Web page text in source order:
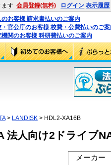
ます 会員登録(無料) ログイン 表示履歴
のお客様 請求書払いのご案内
・官公庁のお客様 校費・公費払いのご案
機関のお客様 科研費払いのご案内
> LANDISK > HDL2-XA16B
法人向け2ドライブ
メーカー